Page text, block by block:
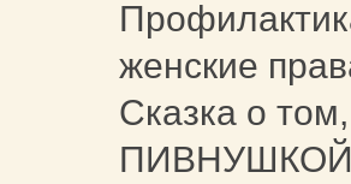
женские
Сказка о